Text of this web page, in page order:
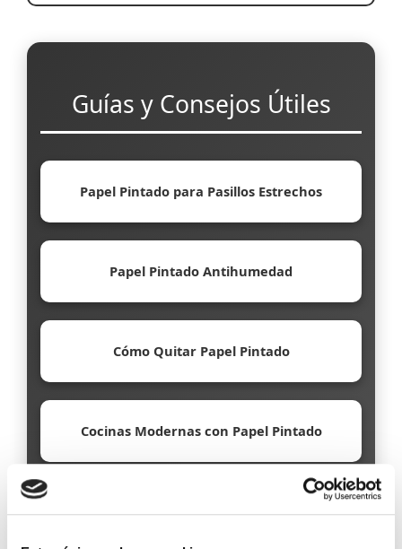
Guías y Consejos Útiles
Papel Pintado para Pasillos Estrechos
Papel Pintado Antihumedad
Cómo Quitar Papel Pintado
Cocinas Modernas con Papel Pintado
Papel Pintado Ecológico